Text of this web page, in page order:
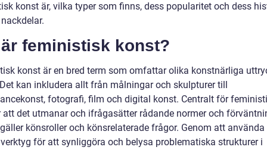
konst är, vilka typer som finns, dess popularitet och dess
är feministisk konst?
konst är en bred term som omfattar olika konstnärliga
kan inkludera allt från målningar och skulpturer till
fotografi, film och digital konst. Centralt för
att det utmanar och ifrågasätter rådande normer och
könsroller och könsrelaterade frågor. Genom att
för att synliggöra och belysa problematiska strukturer i